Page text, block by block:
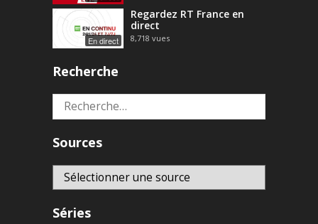
En direct
Regardez RT France en
direct
8,718 vues
Recherche
Rechercher :
Sources
Séries